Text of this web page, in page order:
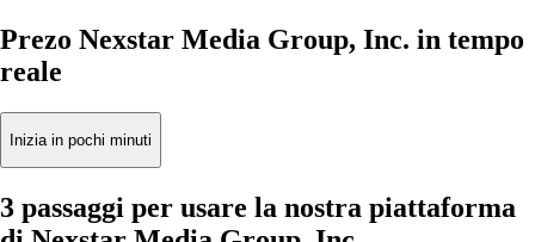
Prezo Nexstar Media Group, Inc. in tempo
reale
Inizia in pochi minuti
3 passaggi per usare la nostra piattaforma